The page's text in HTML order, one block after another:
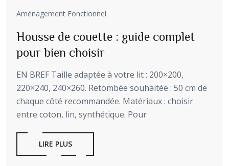
Aménagement Fonctionnel
Housse de couette : guide complet
pour bien choisir
EN BREF Taille adaptée à votre lit : 200×200,
220×240, 240×260. Retombée souhaitée : 50 cm de
chaque côté recommandée. Matériaux : choisir
entre coton, lin, synthétique. Pour
LIRE PLUS